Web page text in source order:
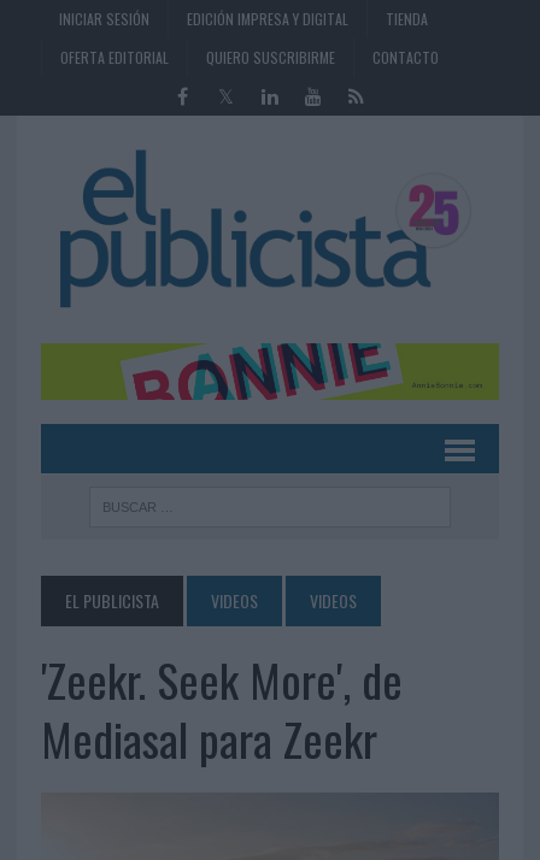
INICIAR SESIÓN EDICIÓN IMPRESA Y DIGITAL
TIENDA
OFERTA EDITORIAL
QUIERO SUSCRIBIRME CONTACTO
EL PUBLICISTA VIDEOS VIDEOS
'Zeekr. Seek More', de
Mediasal para Zeekr